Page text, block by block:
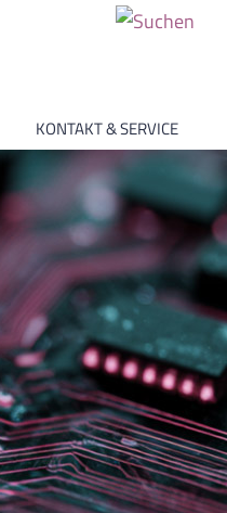
KONTAKT & SERVICE